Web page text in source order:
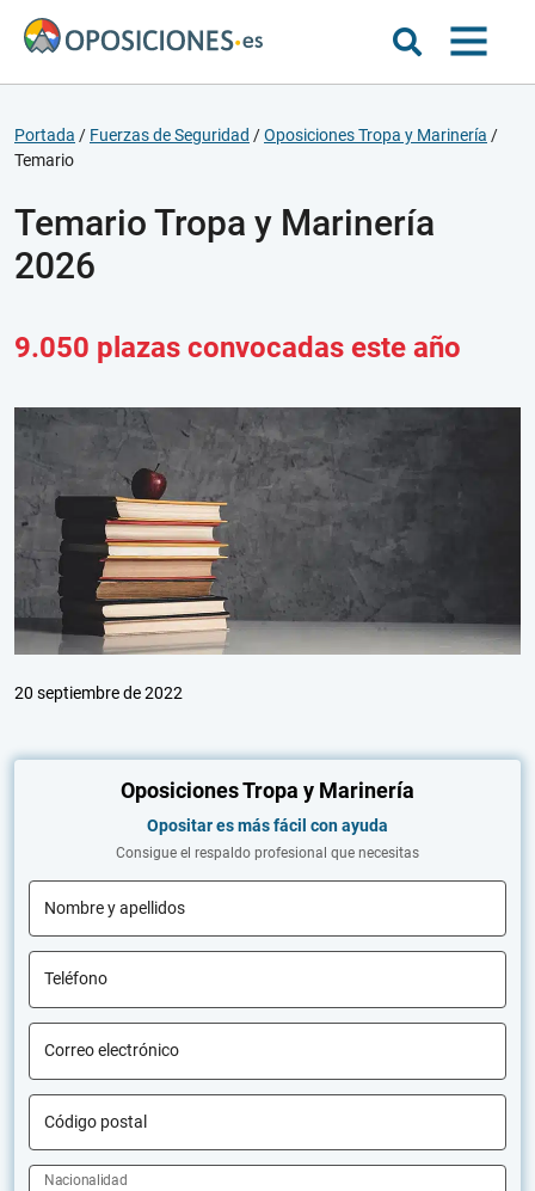
Portada / Fuerzas de Seguridad /Oposiciones Tropa y Marinería /
Temario
Temario Tropa y Marinería
2026
9.050 plazas convocadas este año
20 septiembre de 2022
Oposiciones Tropa y Marinería
Opositar es más fácil con ayuda
Consigue el respaldo profesional que necesitas
Nombre y apellidos
Teléfono
Correo electrónico
Código postal
Nacionalidad